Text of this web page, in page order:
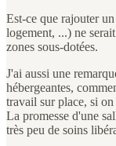
Est-ce que rajouter
logement, ...) ne
zones sous-dotées.
J'ai aussi une
hébergeantes,
travail sur place, si
La promesse d'une
très peu de soins